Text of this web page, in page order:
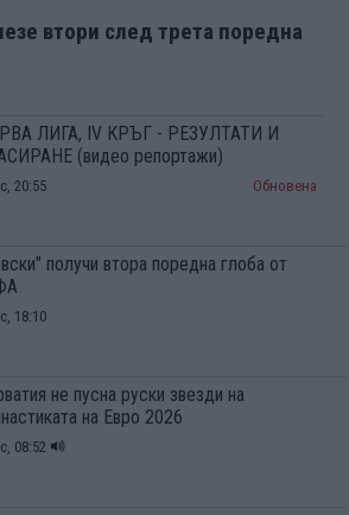
втори след трета поредна
ЛИГА, IV КРЪГ - РЕЗУЛТАТИ И
(видео репортажи)
20:55 Обновена
получи втора поредна глоба от
18:10
не пусна руски звезди на
на Евро 2026
08:52